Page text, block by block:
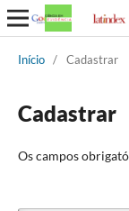
Início / Cadastrar
Cadastrar
Os campos